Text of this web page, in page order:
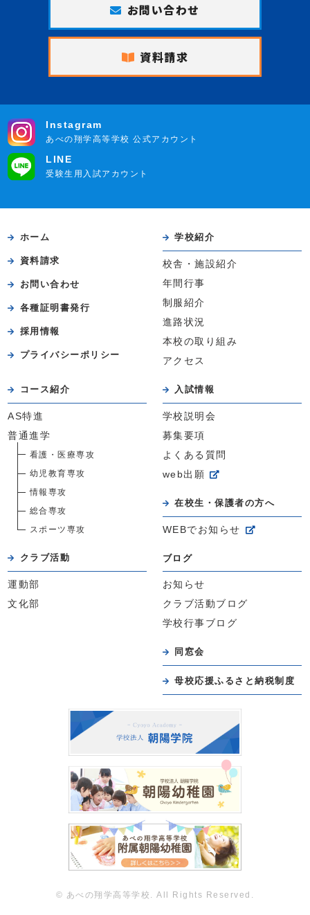
お問い合わせ
資料請求
Instagram
あべの翔学高等学校 公式アカウント
LINE
受験生用入試アカウント
ホーム
資料請求
お問い合わせ
各種証明書発行
採用情報
プライバシーポリシー
学校紹介
校舎・施設紹介
年間行事
制服紹介
進路状況
本校の取り組み
アクセス
コース紹介
AS特進
普通進学
看護・医療専攻
幼児教育専攻
情報専攻
総合専攻
スポーツ専攻
クラブ活動
運動部
文化部
入試情報
学校説明会
募集要項
よくある質問
web出願
在校生・保護者の方へ
WEBでお知らせ
ブログ
お知らせ
クラブ活動ブログ
学校行事ブログ
同窓会
母校応援ふるさと納税制度
© あべの翔学高等学校. All Rights Reserved.